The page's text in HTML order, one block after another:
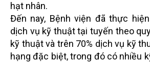
hạt nhân.
Đến nay, Bệnh viện đã thực
dịch vụ kỹ thuật tại tuyến theo
kỹ thuật và trên 70% dịch vụ kỹ
hạng đặc biệt, trong đó có nhiều